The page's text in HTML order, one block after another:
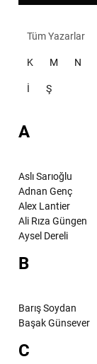
Tüm Yazarlar
K M N
İ Ş
A
Aslı Sarıoğlu
Adnan Genç
Alex Lantier
Ali Rıza Güngen
Aysel Dereli
B
Barış Soydan
Başak Günsever
C